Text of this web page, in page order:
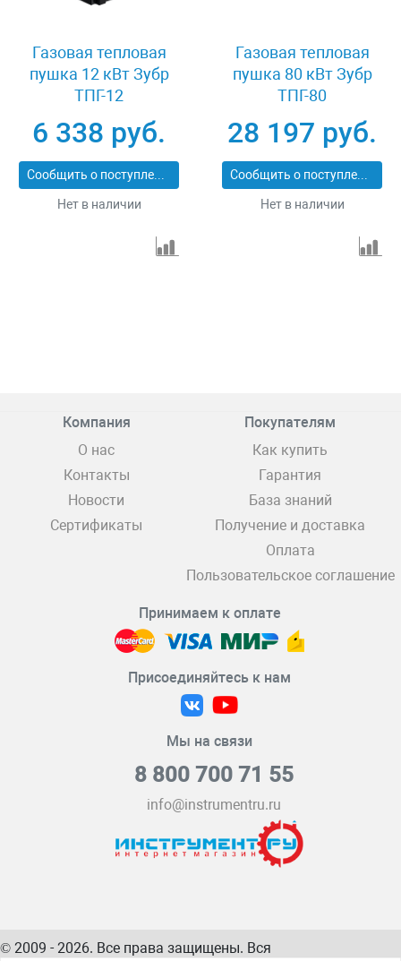
Газовая тепловая
пушка 12 кВт Зубр
ТПГ-12
6 338 руб.
Сообщить о поступлении
Нет в наличии
Газовая тепловая
пушка 80 кВт Зубр
ТПГ-80
28 197 руб.
Сообщить о поступлении
Нет в наличии
Компания
О нас
Контакты
Новости
Сертификаты
Покупателям
Как купить
Гарантия
База знаний
Получение и доставка
Оплата
Пользовательское соглашение
Принимаем к оплате
Присоединяйтесь к нам
Мы на связи
8 800 700 71 55
info@instrumentru.ru
© 2009 - 2026. Все права защищены. Вся